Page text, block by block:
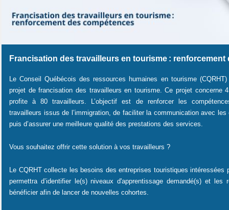
Francisation des travailleurs en tourisme : renforcement
Le Conseil Québécois des ressources humaines en tourisme
projet de francisation des travailleurs en tourisme. Ce projet concerne
profite à 80 travailleurs.
L’objectif est de renforcer les
travailleurs issus de l’immigration, de faciliter la communication avec
puis d’assurer une meilleure qualité des prestations des services.
Vous souhaitez offrir cette solution à vos travailleurs ?
Le CQRHT collecte les besoins des entreprises touristiques intéressées
permettra d’identifier le(s) niveaux d'apprentissage demandé(s) et les
bénéficier afin de lancer de nouvelles cohortes.